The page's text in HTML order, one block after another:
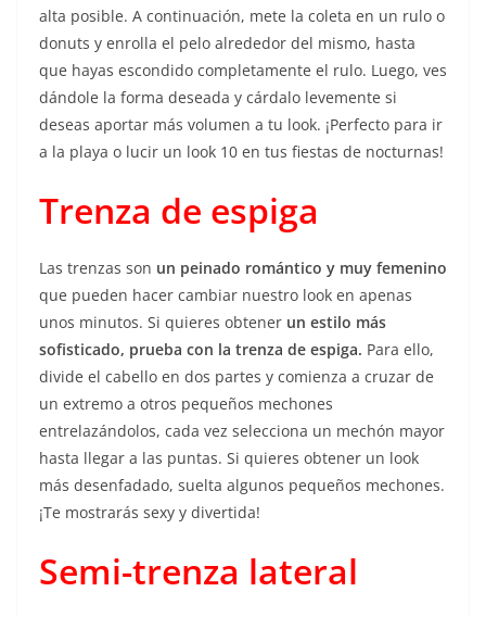
alta posible. A continuación, mete la coleta en un rulo o
donuts y enrolla el pelo alrededor del mismo, hasta
que hayas escondido completamente el rulo. Luego, ves
dándole la forma deseada y cárdalo levemente si
deseas aportar más volumen a tu look. ¡Perfecto para ir
a la playa o lucir un look 10 en tus fiestas de nocturnas!
Trenza de espiga
Las trenzas son un peinado romántico y muy femenino
que pueden hacer cambiar nuestro look en apenas
unos minutos. Si quieres obtener un estilo más
sofisticado, prueba con la trenza de espiga. Para ello,
divide el cabello en dos partes y comienza a cruzar de
un extremo a otros pequeños mechones
entrelazándolos, cada vez selecciona un mechón mayor
hasta llegar a las puntas. Si quieres obtener un look
más desenfadado, suelta algunos pequeños mechones.
¡Te mostrarás sexy y divertida!
Semi-trenza lateral